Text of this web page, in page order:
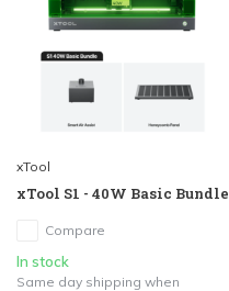
xTool
xTool S1 - 40W Basic Bundle
Compare
In stock
Same day shipping when